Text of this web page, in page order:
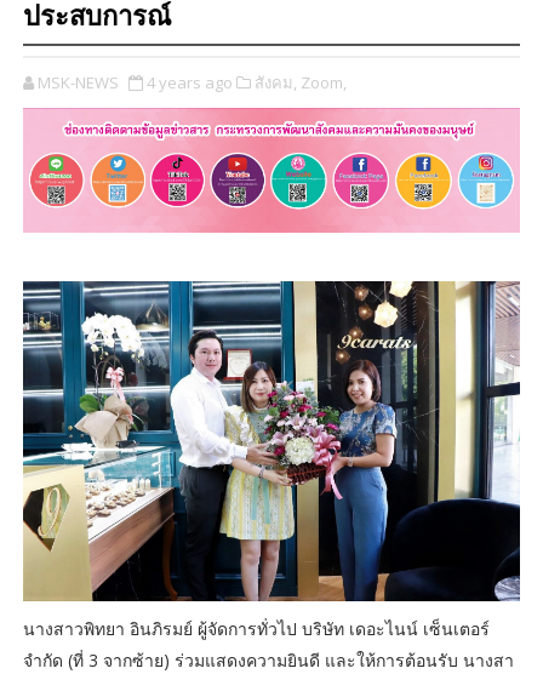
ประสบการณ์
MSK-NEWS 4 years ago สังคม, Zoom,
นางสาวพิทยา อินภิรมย์ ผู้จัดการทั่วไป บริษัท เดอะไนน์ เซ็นเตอร์
จำกัด (ที่ 3 จากซ้าย) ร่วมแสดงความยินดี และให้การต้อนรับ นางสา